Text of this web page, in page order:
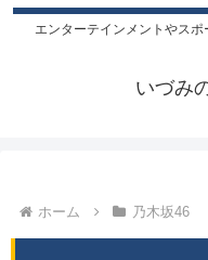
エンターテインメントやス
いづみ
ホーム 乃木坂46